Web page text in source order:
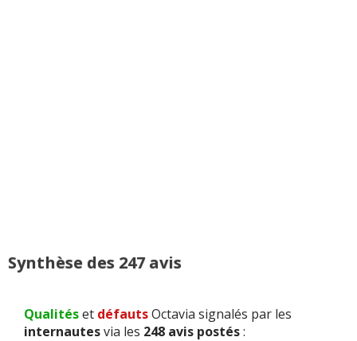
Synthèse des 247 avis
Qualitéset défautsOctavia signalés par les
internautesvia les 248 avis postés: